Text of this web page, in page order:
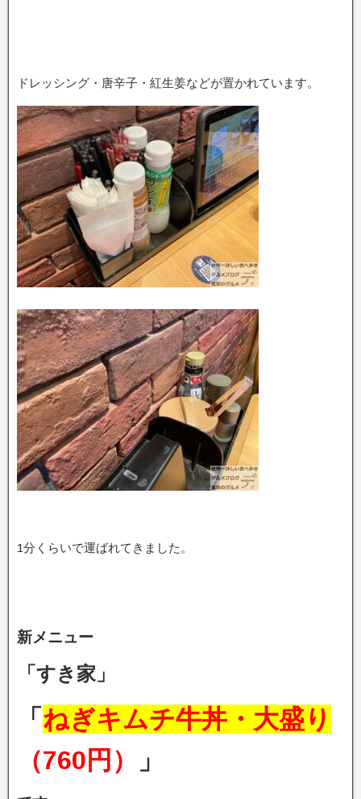
ドレッシング・唐辛子・紅生姜などが置かれています。
1分くらいで運ばれてきました。
新メニュー
「すき家」
「 ねぎキムチ牛丼・大盛り
（760円）
」